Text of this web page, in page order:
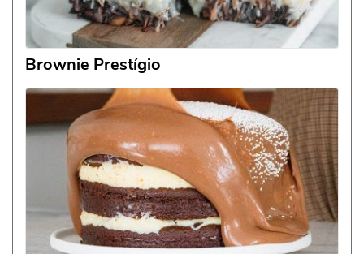
Brownie Prestígio